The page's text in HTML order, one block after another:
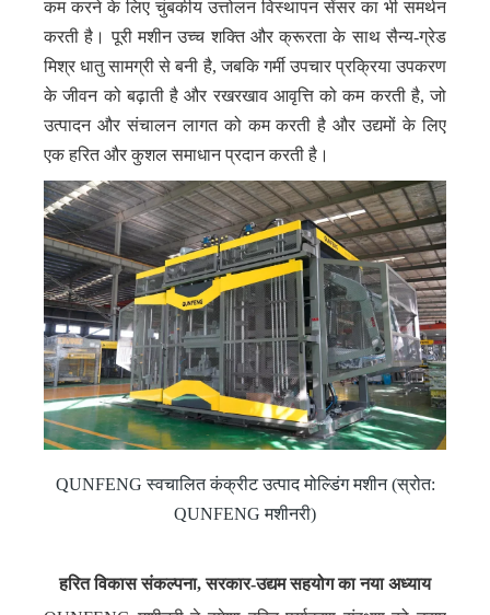
कम करने के लिए चुंबकीय उत्तोलन विस्थापन सेंसर का भी समर्थन
करती है। पूरी मशीन उच्च शक्ति और क्रूरता के साथ सैन्य-ग्रेड
मिश्र धातु सामग्री से बनी है, जबकि गर्मी उपचार प्रक्रिया उपकरण
के जीवन को बढ़ाती है और रखरखाव आवृत्ति को कम करती है, जो
उत्पादन और संचालन लागत को कम करती है और उद्यमों के लिए
एक हरित और कुशल समाधान प्रदान करती है।
QUNFENG स्वचालित कंक्रीट उत्पाद मोल्डिंग मशीन (स्रोत:
QUNFENG मशीनरी)
हरित विकास संकल्पना, सरकार-उद्यम सहयोग का नया अध्याय